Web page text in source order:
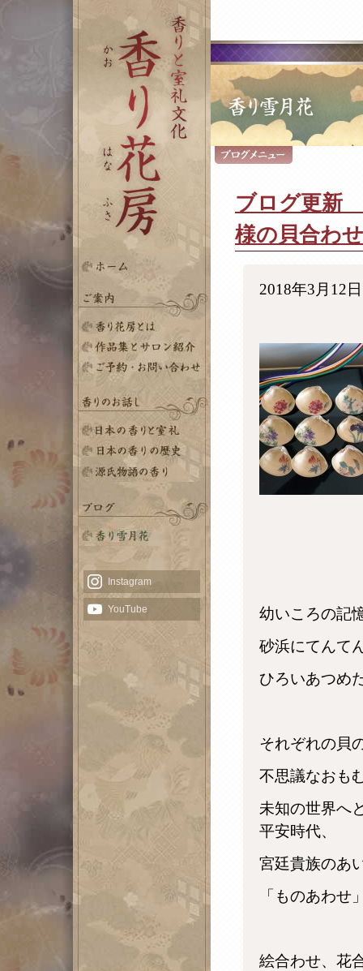
その壱 「供える」
その弐 「くゆらす」
その参 「飾る」
その四 「清める」
その五 「身にまとう」
鎌倉室町時代
安土桃山・江戸時代
ブログ更新
様の貝合わ
2018年3月12日
幼いころの記
砂浜にてんて
ひろいあつめ
それぞれの貝
不思議なおも
未知の世界へ
平安時代、
宮廷貴族のあ
「ものあわせ
絵合わせ、花